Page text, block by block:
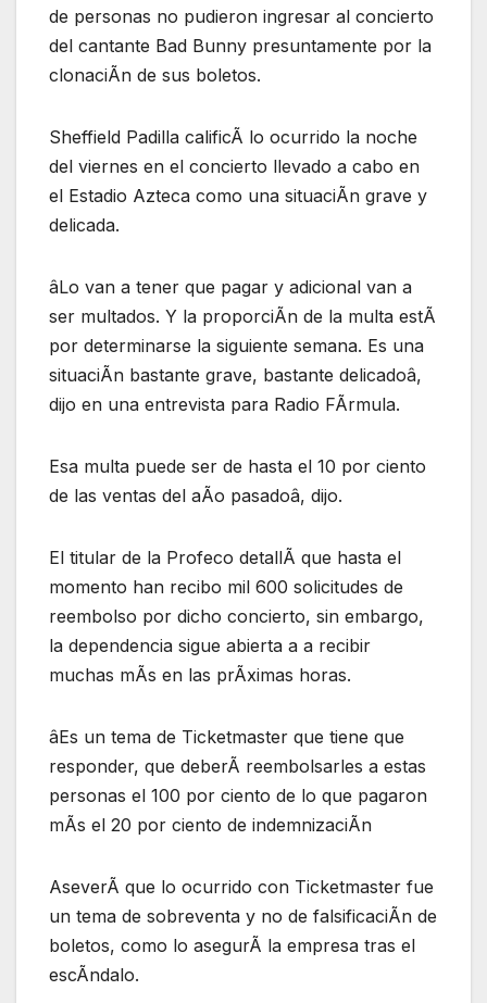
de personas no pudieron ingresar al concierto
del cantante Bad Bunny presuntamente por la
clonaciÃn de sus boletos.
Sheffield Padilla calificÃ lo ocurrido la noche
del viernes en el concierto llevado a cabo en
el Estadio Azteca como una situaciÃn grave y
delicada.
âLo van a tener que pagar y adicional van a
ser multados. Y la proporciÃn de la multa estÃ
por determinarse la siguiente semana. Es una
situaciÃn bastante grave, bastante delicadoâ,
dijo en una entrevista para Radio FÃrmula.
Esa multa puede ser de hasta el 10 por ciento
de las ventas del aÃo pasadoâ, dijo.
El titular de la Profeco detallÃ que hasta el
momento han recibo mil 600 solicitudes de
reembolso por dicho concierto, sin embargo,
la dependencia sigue abierta a a recibir
muchas mÃs en las prÃximas horas.
âEs un tema de Ticketmaster que tiene que
responder, que deberÃ reembolsarles a estas
personas el 100 por ciento de lo que pagaron
mÃs el 20 por ciento de indemnizaciÃn
AseverÃ que lo ocurrido con Ticketmaster fue
un tema de sobreventa y no de falsificaciÃn de
boletos, como lo asegurÃ la empresa tras el
escÃndalo.